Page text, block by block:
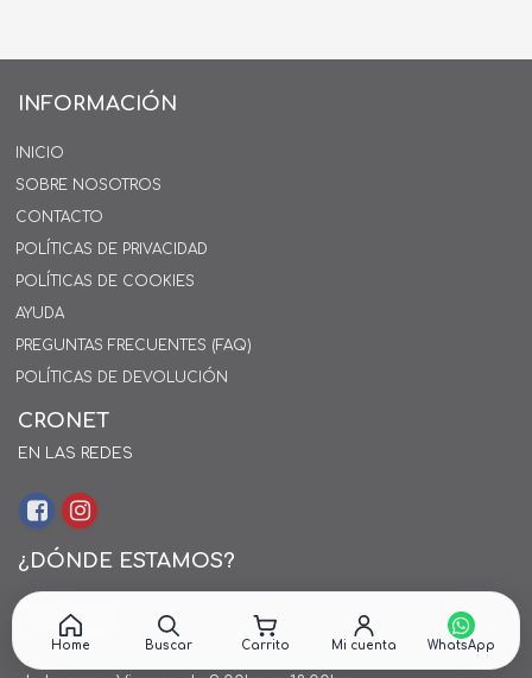
INFORMACIÓN
INICIO
SOBRE NOSOTROS
CONTACTO
POLÍTICAS DE PRIVACIDAD
POLÍTICAS DE COOKIES
AYUDA
PREGUNTAS FRECUENTES (FAQ)
POLÍTICAS DE DEVOLUCIÓN
CRONET
EN LAS REDES
¿DÓNDE ESTAMOS?
Alejo Rossell y Rius 1695, Montevideo, Uruguay
26 242424*
Home Buscar Carrito Mi cuenta